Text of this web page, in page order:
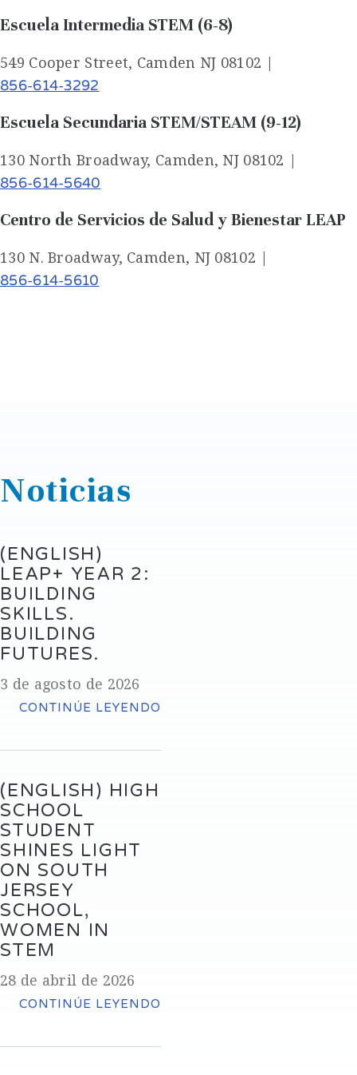
Escuela Intermedia STEM (6-8)
549 Cooper Street, Camden NJ 08102 |
856-614-3292
Escuela Secundaria STEM/STEAM (9-12)
130 North Broadway, Camden, NJ 08102 |
856-614-5640
Centro de Servicios de Salud y Bienestar LEAP
130 N. Broadway, Camden, NJ 08102 |
856-614-5610
Noticias
(ENGLISH)
LEAP+ YEAR 2:
BUILDING
SKILLS.
BUILDING
FUTURES.
3 de agosto de 2026
CONTINÚE LEYENDO
(ENGLISH) HIGH
SCHOOL
STUDENT
SHINES LIGHT
ON SOUTH
JERSEY
SCHOOL,
WOMEN IN
STEM
28 de abril de 2026
CONTINÚE LEYENDO